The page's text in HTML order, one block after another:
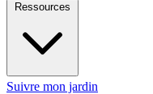
Suivre mon jardin